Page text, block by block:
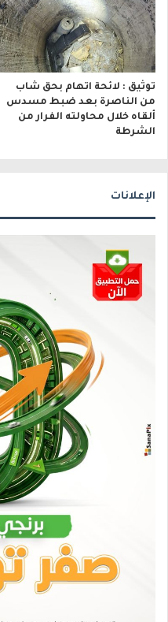
توثيق : لائحة اتهام بحق شاب
من الناصرة بعد ضبط مسدس
ألقاه خلال محاولته الفرار من
الشرطة
الإعلانات